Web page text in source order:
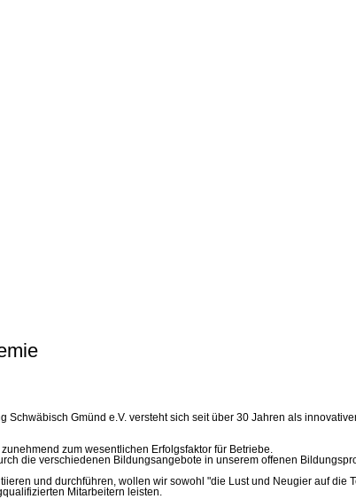
Schwäbisch Gmünd e.V. versteht sich seit über 30 Jahren als
zum wesentlichen Erfolgsfaktor für Betriebe.
die verschiedenen Bildungsangebote in unserem offenen
und durchführen, wollen wir sowohl "die Lust und Neugier auf
Mitarbeitern leisten.